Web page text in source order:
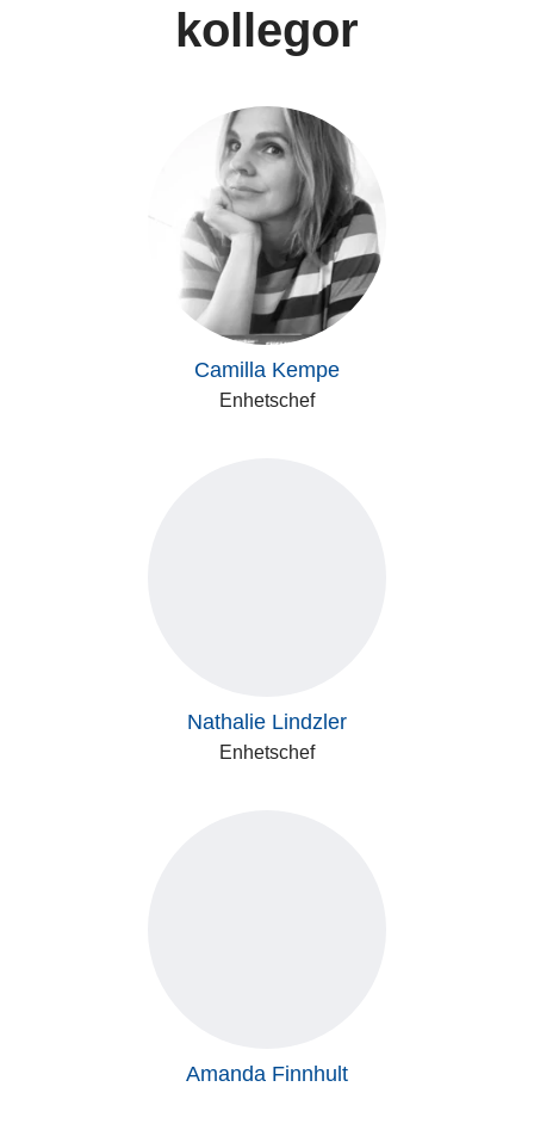
kollegor
Camilla Kempe
Enhetschef
Nathalie Lindzler
Enhetschef
Amanda Finnhult